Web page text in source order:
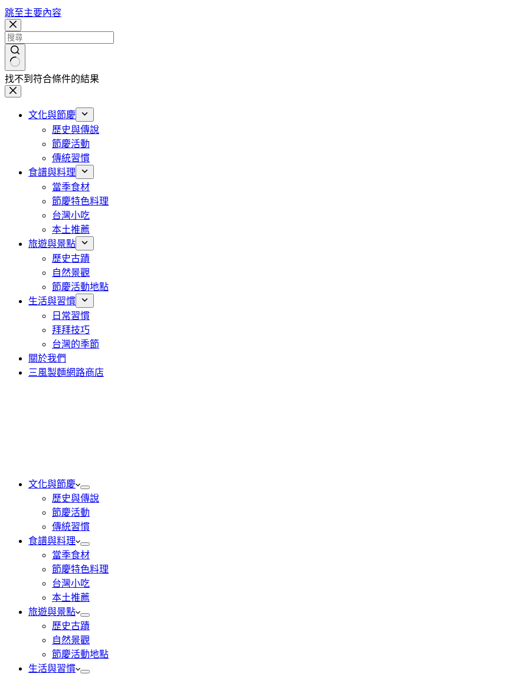
跳至主要內容
找不到符合條件的結果
文化與節慶
歷史與傳說
節慶活動
傳統習慣
食譜與料理
當季食材
節慶特色料理
台灣小吃
本土推薦
旅遊與景點
歷史古蹟
自然景觀
節慶活動地點
生活與習慣
日常習慣
拜拜技巧
台灣的季節
關於我們
三風製麵網路商店
文化與節慶
歷史與傳說
節慶活動
傳統習慣
食譜與料理
當季食材
節慶特色料理
台灣小吃
本土推薦
旅遊與景點
歷史古蹟
自然景觀
節慶活動地點
生活與習慣